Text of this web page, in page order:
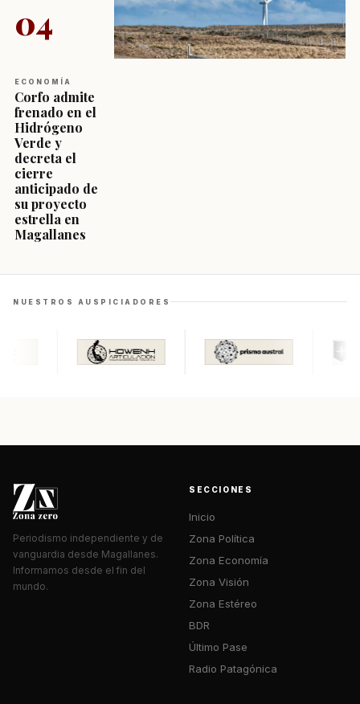
04
ECONOMÍA
Corfo admite
frenado en el
Hidrógeno
Verde y
decreta el
cierre
anticipado de
su proyecto
estrella en
Magallanes
NUESTROS AUSPICIADORES
Periodismo independiente y de
vanguardia desde Magallanes.
Informamos desde el fin del
mundo.
SECCIONES
Inicio
Zona Política
Zona Economía
Zona Visión
Zona Estéreo
BDR
Último Pase
Radio Patagónica